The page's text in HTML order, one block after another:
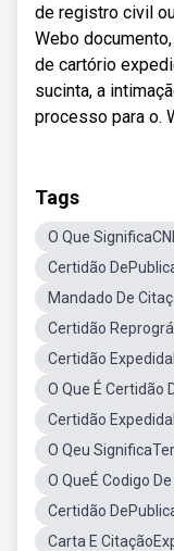
de registro civil
Webo
de cartório
sucinta, a
processo para o.
Tags
O Que
Certidão
Mandado De
Certidão
Certidão
O Que É Certidão
Certidão
O Qeu
O QueÉ Codigo
Certidão
Carta E